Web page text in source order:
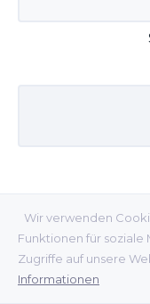
Wir verwenden
Funktionen für
Zugriffe auf unsere
Informationen